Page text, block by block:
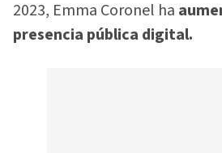
2023, Emma Coronel ha
presencia pública digital.